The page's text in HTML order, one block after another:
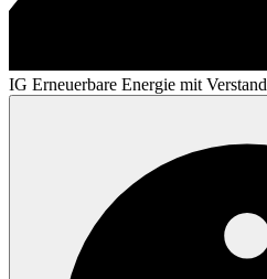
IG Erneuerbare Energie mit Verstand